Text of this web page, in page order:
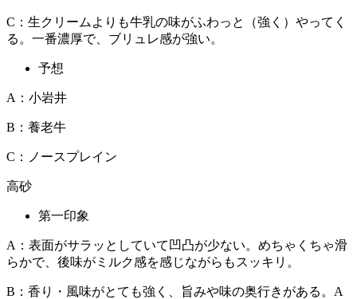
C：生クリームよりも牛乳の味がふわっと（強く）やってく
る。一番濃厚で、ブリュレ感が強い。
予想
A：小岩井
B：養老牛
C：ノースプレイン
高砂
第一印象
A：表面がサラッとしていて凹凸が少ない。めちゃくちゃ滑
らかで、後味がミルク感を感じながらもスッキリ。
B：香り・風味がとても強く、旨みや味の奥行きがある。A